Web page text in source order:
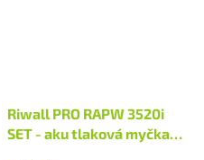
Riwall PRO RAPW 3520i
SET - aku tlaková myčka